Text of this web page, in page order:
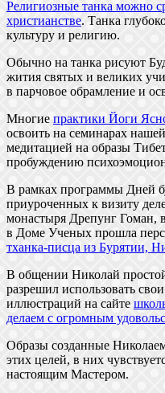
Религиозные танка можно
христианстве. Танка
культуру и религию.
Обычно на танка рисуют
жития святых и великих
в парчовое обрамление и
Многие практики Йоги
освоить на семинарах
медитацией на образы
пробуждению
В рамках программы Дней
приуроченных к визиту
монастыря Дрепунг Гоман,
в Доме Ученых прошла
тханка-писца из Бурятии,
В общении Николай
разрешил использовать
иллюстраций на сайте
делаем с огромным
Образы созданные
этих целей, в них
настоящим Мастером.